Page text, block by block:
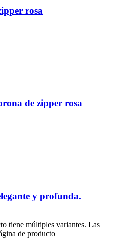
rosa
de zipper rosa
y profunda.
tiene múltiples variantes. Las
de producto